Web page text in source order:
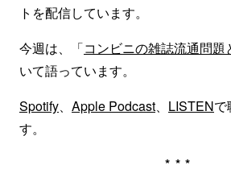
トを配信しています。
今週は、「コンビニの雑誌流通問題
いて語っています。
Spotify、 Apple Podcast、 LISTENで
す。
***